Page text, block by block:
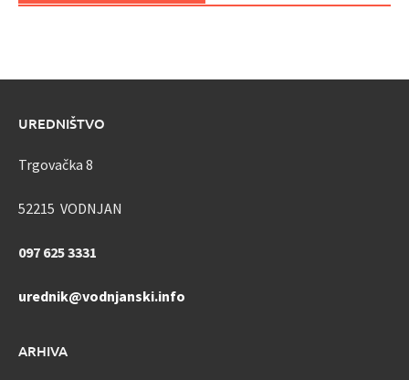
UREDNIŠTVO
Trgovačka 8
52215 VODNJAN
097 625 3331
urednik@vodnjanski.info
ARHIVA